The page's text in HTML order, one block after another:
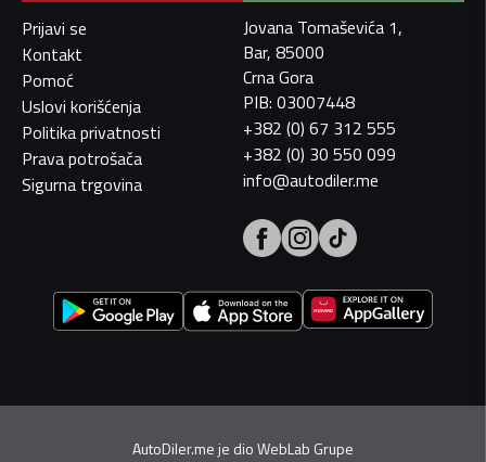
Prijavi se
Kontakt
Pomoć
Uslovi korišćenja
Politika privatnosti
Prava potrošača
Sigurna trgovina
Jovana Tomaševića 1,
Bar, 85000
Crna Gora
PIB: 03007448
+382 (0) 67 312 555
+382 (0) 30 550 099
info@autodiler.me
AutoDiler.me je dioWebLab Grupe